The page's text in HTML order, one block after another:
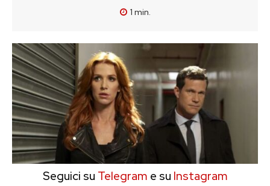
1 min.
Seguici su Telegram e su Instagram